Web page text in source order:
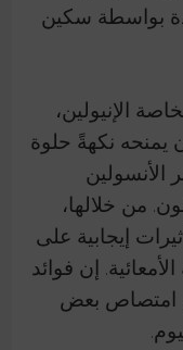
بواسطة سكين
الإنيولين،
يمنحه نكهةً حلوة
الأنسولين
من خلالها،
إيجابية على
إن فوائد
امتصاص بعض